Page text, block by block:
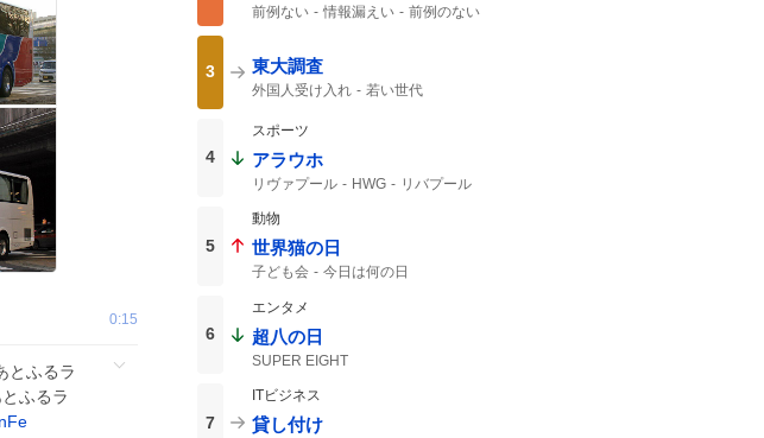
0:15
とふるラ
ふるラ
前例ない 情報漏えい 前例のない
3 東大調査
外国人受け入れ 若い世代
4
スポーツ
アラウホ
リヴァプール HWG
リバプール
バルサ
5
動物
世界猫の日
子ども会 今日は何の日
6
エンタメ
超八の日
SUPER EIGHT
7
ITビジネス
貸し付け